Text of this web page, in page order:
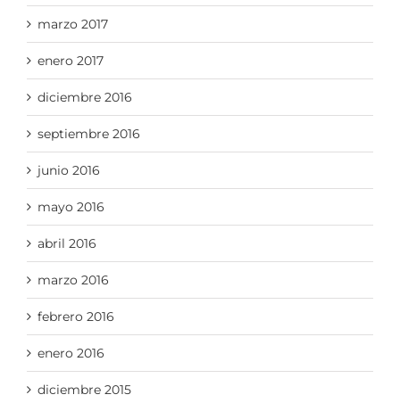
marzo 2017
enero 2017
diciembre 2016
septiembre 2016
junio 2016
mayo 2016
abril 2016
marzo 2016
febrero 2016
enero 2016
diciembre 2015